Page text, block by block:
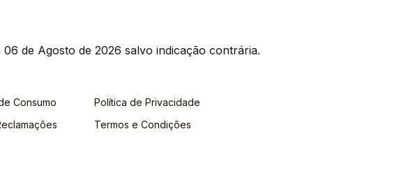
de Agosto de 2026 salvo indicação contrária.
Consumo
Política de Privacidade
Termos e Condições